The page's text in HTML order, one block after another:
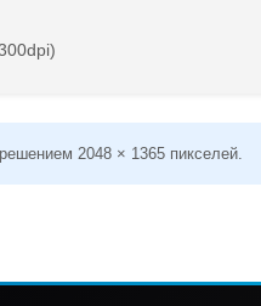
2048 × 1365 пикселей.